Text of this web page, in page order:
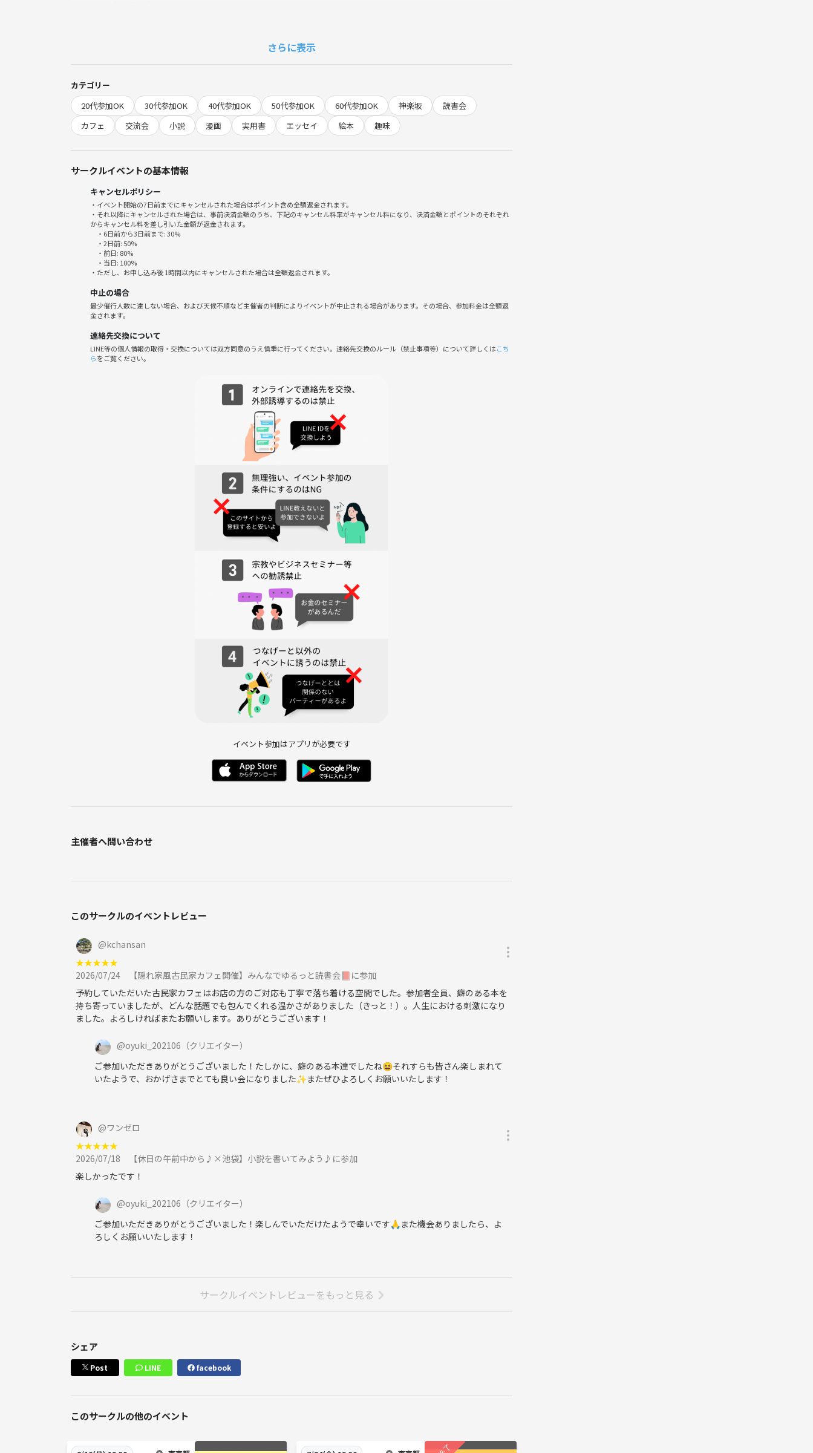
✔ 初参加の方
✔ 人前で話すのが少し苦手な方
も安心して参加できる、あたたかい雰囲気の会を目指しています🌱
無理な発言や交流の強制はありません。
📍開催場所
江戸川橋駅 徒歩3分
神楽坂駅 徒歩7分
隠れ家風古民家カフェ
※飲食代は参加費とは別で個人負担となります
19:25 集合
・公序良俗に反する行為や、他の参加者の迷惑となる行為があった場合、主催の判断で途中退席をお願いすることが
・その際、参加費の返金はいたしかねます。
・お互いを尊重し、マナーを守ってご参加ください。
・お店での飲食代は参加費とは別に個人負担となります。
さらに表示
カテゴリー
20代参加OK
30代参加OK 40代参加OK 50代参加OK 60代参加OK 神楽坂
読書会
カフェ
交流会 小説 漫画 実用書 エッセイ 絵本 趣味
サークルイベントの基本情報
キャンセルポリシー
・イベント開始の7日前までにキャンセルされた場合はポイント含め全額返金されます。
・それ以降にキャンセルされた場合は、事前決済金額のうち、下記のキャンセル料率がキャンセル料になり、決済金額とポイントのそれぞれ
からキャンセル料を差し引いた金額が返金されます。
・6日前から3日前まで: 30%
・2日前: 50%
・前日: 80%
・当日: 100%
・ただし、お申し込み後 1時間以内にキャンセルされた場合は全額返金されます。
中止の場合
最少催行人数に達しない場合、および天候不順など主催者の判断によりイベントが中止される場合があります。その場合、参加料金は全額返
金されます。
連絡先交換について
LINE等の個人情報の取得・交換については双方同意のうえ慎重に行ってください。連絡先交換のルール（禁止事項等）について詳しくはこち
らをご覧ください。
イベント参加はアプリが必要です
主催者へ問い合わせ
このサークルのイベントレビュー
@kchansan
★★★★★
2026/07/24
【隠れ家風古民家カフェ開催】みんなでゆるっと読書会📕に参加
予約していただいた古民家カフェはお店の方のご対応も丁寧で落ち着ける空間でした。参加者全員、癖のある本を
持ち寄っていましたが、どんな話題でも包んでくれる温かさがありました（きっと！）。人生における刺激になり
ました。よろしければまたお願いします。ありがとうございます！
@oyuki_202106 （クリエイター）
ご参加いただきありがとうございました！たしかに、癖のある本達でしたね😆それすらも皆さん楽しまれて
いたようで、おかげさまでとても良い会になりました✨またぜひよろしくお願いいたします！
@ワンゼロ
★★★★★
2026/07/18
【休日の午前中から♪×池袋】小説を書いてみよう♪に参加
楽しかったです！
@oyuki_202106 （クリエイター）
ご参加いただきありがとうございました！楽しんでいただけたようで幸いです🙏また機会ありましたら、よ
ろしくお願いいたします！
サークルイベントレビューをもっと見る
シェア
Post LINE facebook
このサークルの他のイベント